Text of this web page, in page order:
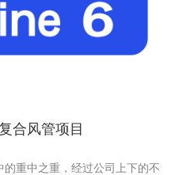
合风管项目
重中之重，经过公司上下的不